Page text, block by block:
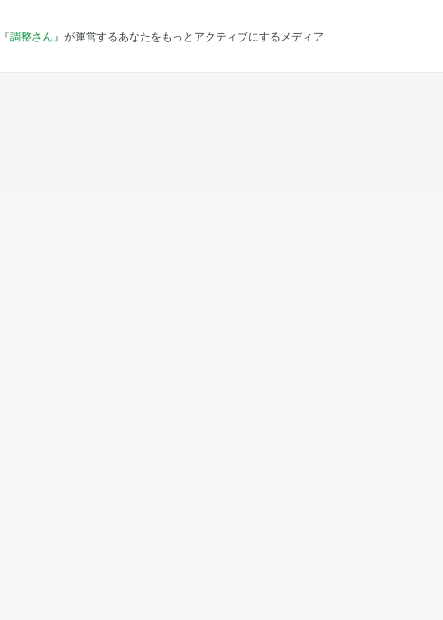
調整さん 』が運営するあなたをもっとアクティブにするメディア